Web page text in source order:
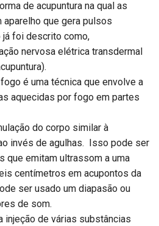
de acupuntura na qual as
aparelho que gera pulsos
foi descrito como,
nervosa elétrica transdermal
é uma técnica que envolve a
aquecidas por fogo em partes
do corpo similar à
invés de agulhas. Isso pode ser
que emitam ultrassom a uma
centímetros em acupontos da
ser usado um diapasão ou
de som.
injeção de várias substâncias